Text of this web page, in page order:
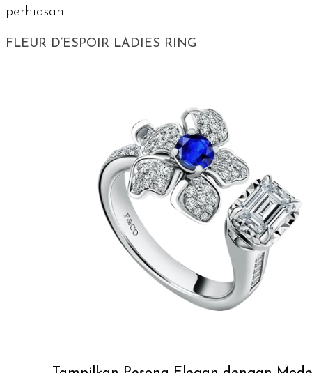
perhiasan.
FLEUR D’ESPOIR LADIES RING